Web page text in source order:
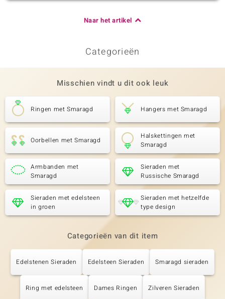
Naar het artikel
Categorieën
Misschien vindt u dit ook leuk
Ringen met Smaragd Hangers met Smaragd
Oorbellen met Smaragd
Halskettingen met
Smaragd
Armbanden met
Smaragd
Sieraden met
Russische Smaragd
Sieraden met edelsteen
in groen
Sieraden met hetzelfde
type design
Categorieën van dit item
Edelstenen Sieraden Edelsteen Sieraden Smaragd sieraden
Ring met edelsteen Dames Ringen Zilveren Sieraden